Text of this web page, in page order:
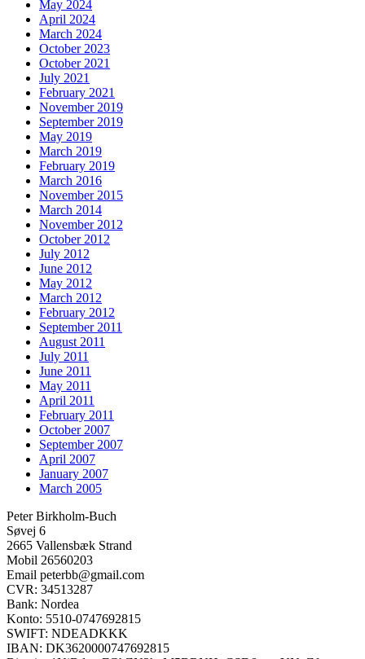
May 2024
April 2024
March 2024
October 2023
October 2021
July 2021
February 2021
November 2019
September 2019
May 2019
March 2019
February 2019
March 2016
November 2015
March 2014
November 2012
October 2012
July 2012
June 2012
May 2012
March 2012
February 2012
September 2011
August 2011
July 2011
June 2011
May 2011
April 2011
February 2011
October 2007
September 2007
April 2007
January 2007
March 2005
Peter Birkholm-Buch
Søvej 6
2665 Vallensbæk Strand
Mobil 26560203
Email peterbb@gmail.com
CVR: 34513287
Bank: Nordea
Konto: 5510-0747692815
SWIFT: NDEADKKK
IBAN: DK3620000747692815